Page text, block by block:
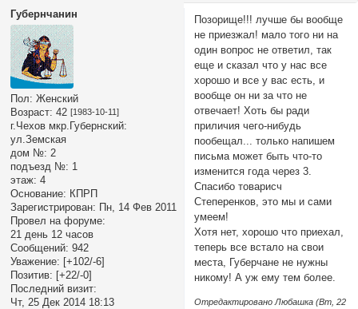
Губернчанин
Пол: Женский
Возраст: 42 [1983-10-11]
г.Чехов мкр.Губернский:
ул.Земская
дом №: 2
подъезд №: 1
этаж: 4
Основание: КПРП
Зарегистрирован: Пн, 14 Фев 2011
Провел на форуме:
21 день 12 часов
Сообщений: 942
Уважение: [+102/-6]
Позитив: [+22/-0]
Последний визит:
Чт, 25 Дек 2014 18:13
Позорище!!! лучше бы вообще
не приезжал! мало того ни на
один вопрос не ответил, так
еще и сказал что у нас все
хорошо и все у вас есть, и
вообще он ни за что не
отвечает! Хоть бы ради
приличия чего-нибудь
пообещал... только напишем
письма может быть что-то
изменится года через 3.
Спасибо товарисч
Степеренков, это мы и сами
умеем!
Хотя нет, хорошо что приехал,
теперь все встало на свои
места, Губерчане не нужны
никому! А уж ему тем более.
Отредактировано Любашка (Вт, 22